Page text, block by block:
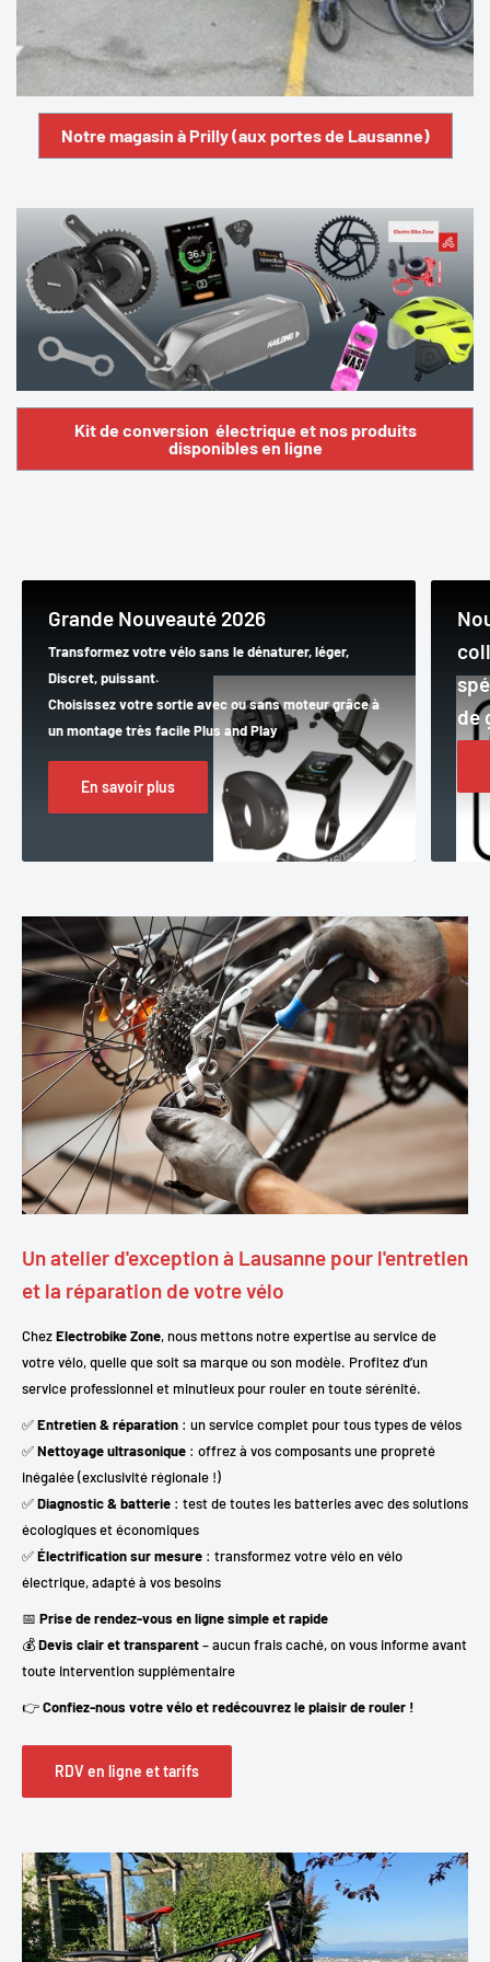
Notre magasin à Prilly (aux portes de Lausanne)
Kit de conversion électrique et nos produits
disponibles en ligne
Grande Nouveauté 2026
Transformez votre vélo sans le dénaturer, léger,
Discret, puissant.
Choisissez votre sortie avec ou sans moteur grâce à
un montage très facile Plus and Play
En savoir plus
de
Un atelier d'exception à Lausanne pour l'entretien
et la réparation de votre vélo
ChezElectrobike Zone, nous mettons notre expertise au service de
votre vélo, quelle que soit sa marque ou son modèle. Profitez d’un
service professionnel et minutieux pour rouler en toute sérénité.
✅Entretien & réparation : un service complet pour tous types de vélos
✅Nettoyage ultrasonique : offrez à vos composants une propreté
inégalée (exclusivité régionale !)
✅Diagnostic & batterie : test de toutes les batteries avec des solutions
écologiques et économiques
✅Électrification sur mesure : transformez votre vélo en vélo
électrique, adapté à vos besoins
📅 Prise de rendez-vous en ligne simple et rapide
💰Devis clair et transparent– aucun frais caché, on vous informe avant
toute intervention supplémentaire
👉Confiez-nous votre vélo et redécouvrez le plaisir de rouler !
RDV en ligne et tarifs